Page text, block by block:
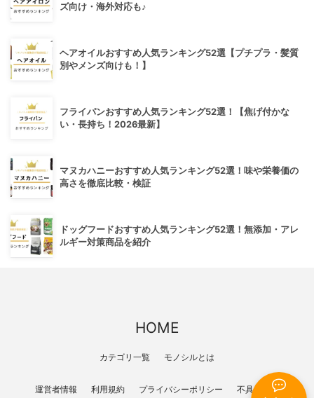
ズ向け・海外対応も♪
ヘアオイルおすすめ人気ランキング52選【プチプラ・髪質
別やメンズ向けも！】
フライパンおすすめ人気ランキング52選！【焦げ付かな
い・長持ち！2026最新】
マヌカハニーおすすめ人気ランキング52選！味や栄養価の
高さを徹底比較・検証
ドッグフードおすすめ人気ランキング52選！無添加・アレ
ルギー対策商品を紹介
HOME
カテゴリ一覧 モノシルとは
運営者情報 利用規約 プライバシーポリシー 不具合報告